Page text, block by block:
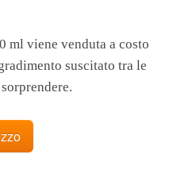
ml viene venduta a costo
suscitato tra le